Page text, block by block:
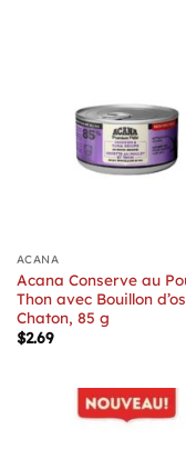
ACANA
Acana Conserve au
Thon avec Bouillon
Chaton, 85 g
$2.69